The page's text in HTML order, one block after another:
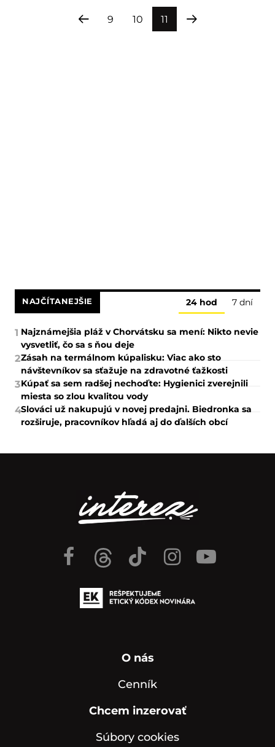
9 10 11
NAJČÍTANEJŠIE 24 hod 7 dní
1 Najznámejšia pláž v Chorvátsku sa mení: Nikto nevie
vysvetliť, čo sa s ňou deje
2Zásah na termálnom kúpalisku: Viac ako sto
návštevníkov sa sťažuje na zdravotné ťažkosti
3Kúpať sa sem radšej nechoďte: Hygienici zverejnili
miesta so zlou kvalitou vody
4Slováci už nakupujú v novej predajni. Biedronka sa
rozširuje, pracovníkov hľadá aj do ďalších obcí
O nás
Cenník
Chcem inzerovať
Súbory cookies